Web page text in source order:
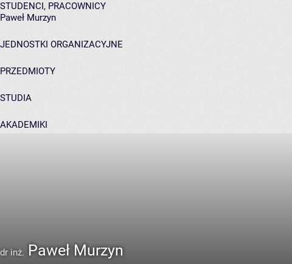
STUDENCI, PRACOWNICY
Paweł Murzyn
JEDNOSTKI ORGANIZACYJNE
PRZEDMIOTY
STUDIA
AKADEMIKI
dr inż. Paweł Murzyn